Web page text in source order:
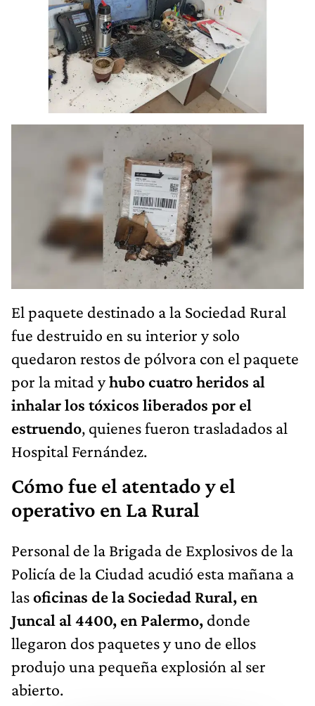
El paquete destinado a la Sociedad Rural
fue destruido en su interior y solo
quedaron restos de pólvora con el paquete
por la mitad yhubo cuatro heridos al
inhalar los tóxicos liberados por el
estruendo, quienes fueron trasladados al
Hospital Fernández.
Cómo fue el atentado y el
operativo en La Rural
Personal de la Brigada de Explosivos de la
Policía de la Ciudad acudió esta mañana a
lasoficinas de la Sociedad Rural, en
Juncal al 4400, en Palermo, donde
llegaron dos paquetes y uno de ellos
produjo una pequeña explosión al ser
abierto.